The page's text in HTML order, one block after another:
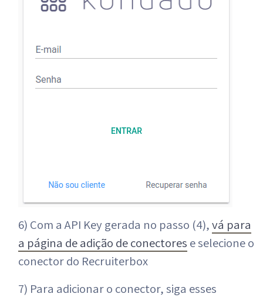
6) Com a API Key gerada no passo (4),vá para
a página de adição de conectores e selecione o
conector do Recruiterbox
7) Para adicionar o conector, siga esses